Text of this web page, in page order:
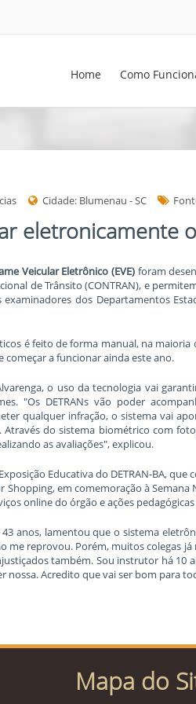
Home Como
Cidade: Blumenau - SC
eletronicamente
Veicular Eletrônico (EVE) foram
de Trânsito (CONTRAN), e
dos Departamentos
é feito de forma manual, na maioria
a funcionar ainda este ano.
o uso da tecnologia vai
"Os DETRANs vão poder
qualquer infração, o sistema vai
do sistema biométrico com
as avaliações", explicou.
Educativa do DETRAN-BA,
Shopping, em comemoração à Semana
online do órgão e ações
anos, lamentou que o sistema
me reprovou. Porém, muitos colegas
também. Sou instrutor há
Acredito que vai ser bom para
Mapa do